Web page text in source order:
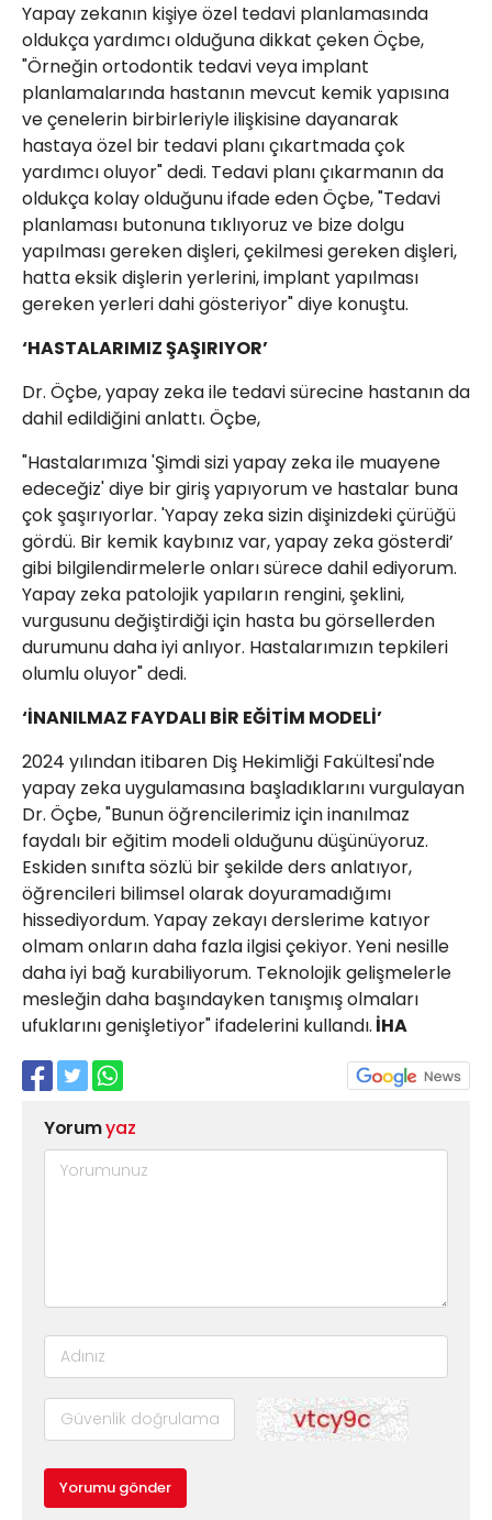
Yapay zekanın kişiye özel tedavi planlamasında
oldukça yardımcı olduğuna dikkat çeken Öçbe,
"Örneğin ortodontik tedavi veya implant
planlamalarında hastanın mevcut kemik yapısına
ve çenelerin birbirleriyle ilişkisine dayanarak
hastaya özel bir tedavi planı çıkartmada çok
yardımcı oluyor" dedi. Tedavi planı çıkarmanın da
oldukça kolay olduğunu ifade eden Öçbe, "Tedavi
planlaması butonuna tıklıyoruz ve bize dolgu
yapılması gereken dişleri, çekilmesi gereken dişleri,
hatta eksik dişlerin yerlerini, implant yapılması
gereken yerleri dahi gösteriyor" diye konuştu.
‘HASTALARIMIZ ŞAŞIRIYOR’
Dr. Öçbe, yapay zeka ile tedavi sürecine hastanın da
dahil edildiğini anlattı. Öçbe,
"Hastalarımıza 'Şimdi sizi yapay zeka ile muayene
edeceğiz' diye bir giriş yapıyorum ve hastalar buna
çok şaşırıyorlar. 'Yapay zeka sizin dişinizdeki çürüğü
gördü. Bir kemik kaybınız var, yapay zeka gösterdi’
gibi bilgilendirmelerle onları sürece dahil ediyorum.
Yapay zeka patolojik yapıların rengini, şeklini,
vurgusunu değiştirdiği için hasta bu görsellerden
durumunu daha iyi anlıyor. Hastalarımızın tepkileri
olumlu oluyor" dedi.
‘İNANILMAZ FAYDALI BİR EĞİTİM MODELİ’
2024 yılından itibaren Diş Hekimliği Fakültesi'nde
yapay zeka uygulamasına başladıklarını vurgulayan
Dr. Öçbe, "Bunun öğrencilerimiz için inanılmaz
faydalı bir eğitim modeli olduğunu düşünüyoruz.
Eskiden sınıfta sözlü bir şekilde ders anlatıyor,
öğrencileri bilimsel olarak doyuramadığımı
hissediyordum. Yapay zekayı derslerime katıyor
olmam onların daha fazla ilgisi çekiyor. Yeni nesille
daha iyi bağ kurabiliyorum. Teknolojik gelişmelerle
mesleğin daha başındayken tanışmış olmaları
ufuklarını genişletiyor" ifadelerini kullandı. İHA
Yorumyaz
Yorumu gönder